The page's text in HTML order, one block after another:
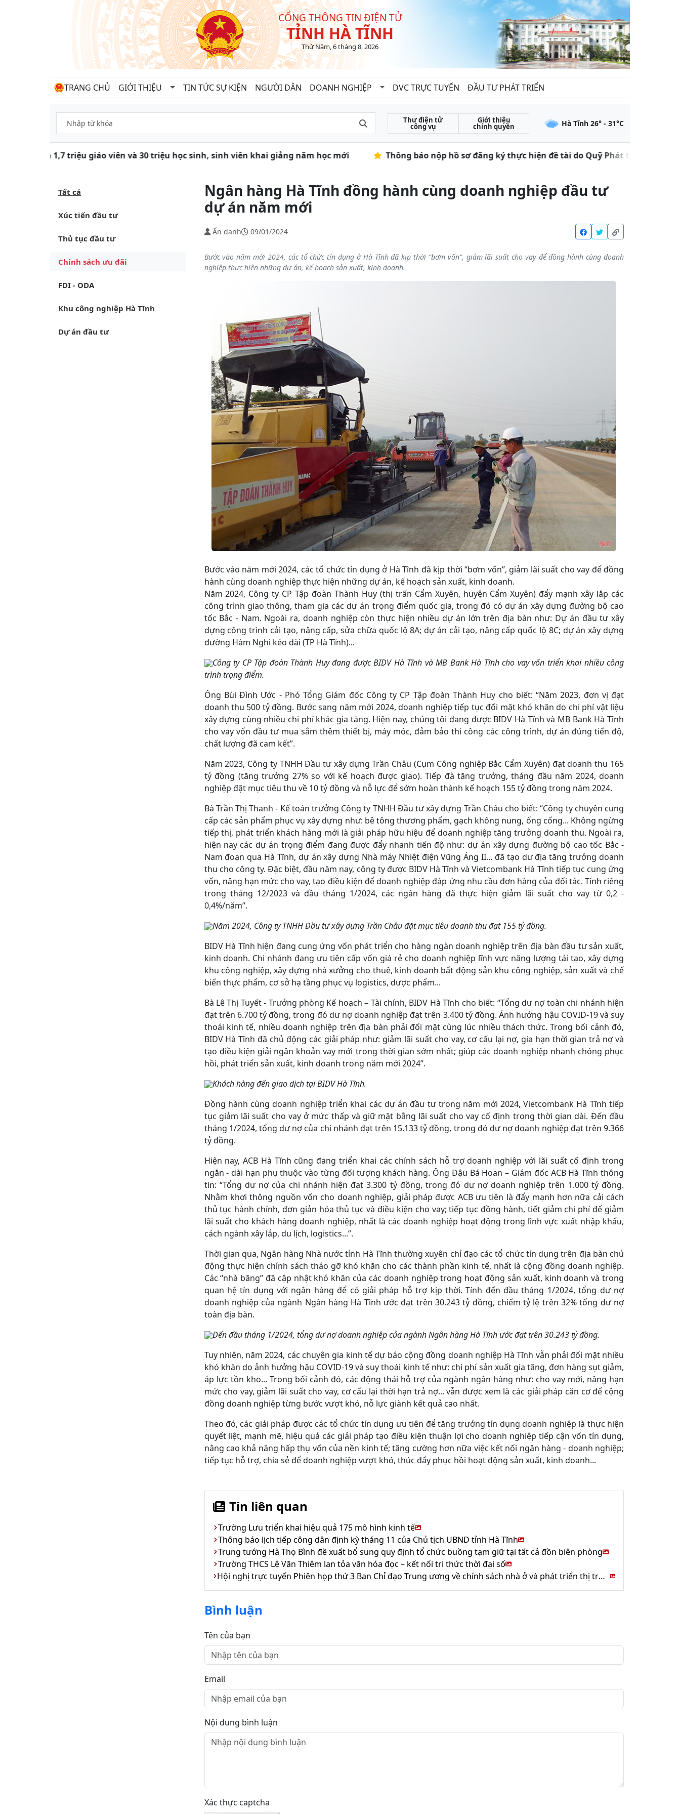
CỔNG THÔNG TIN ĐIỆN TỬ
TỈNH HÀ TĨNH
Thứ Năm, 6 tháng 8, 2026
TRANG CHỦ GIỚI THIỆU TIN TỨC SỰ KIỆN NGƯỜI DÂN DOANH NGHIỆP DVC TRỰC TUYẾN ĐẦU TƯ PHÁT TRIỂN
Thư điện tử
công vụ
Giới thiệu
chính quyền Hà Tĩnh 26° - 31°C
Gần 1,7 triệu giáo viên và 30 triệu học sinh, sinh viên khai giảng năm học mới Thông báo nộp hồ sơ đăng ký thực hiện đề tài do Quỹ Phát triển khoa
Tất cả
Xúc tiến đầu tư
Thủ tục đầu tư
Chính sách ưu đãi
FDI - ODA
Khu công nghiệp Hà Tĩnh
Dự án đầu tư
Ngân hàng Hà Tĩnh đồng hành cùng doanh nghiệp đầu tư
dự án năm mới
Ẩn danh 09/01/2024
Bước vào năm mới 2024, các tổ chức tín dụng ở Hà Tĩnh đã kịp thời “bơm vốn”, giảm lãi suất cho vay để đồng hành cùng doanh
nghiệp thực hiện những dự án, kế hoạch sản xuất, kinh doanh.
Bước vào năm mới 2024, các tổ chức tín dụng ở Hà Tĩnh đã kịp thời “bơm vốn”, giảm lãi suất cho vay để đồng
hành cùng doanh nghiệp thực hiện những dự án, kế hoạch sản xuất, kinh doanh.
Năm 2024, Công ty CP Tập đoàn Thành Huy (thị trấn Cẩm Xuyên, huyện Cẩm Xuyên) đẩy mạnh xây lắp các
công trình giao thông, tham gia các dự án trọng điểm quốc gia, trong đó có dự án xây dựng đường bộ cao
tốc Bắc - Nam. Ngoài ra, doanh nghiệp còn thực hiện nhiều dự án lớn trên địa bàn như: Dự án đầu tư xây
dựng công trình cải tạo, nâng cấp, sửa chữa quốc lộ 8A; dự án cải tạo, nâng cấp quốc lộ 8C; dự án xây dựng
đường Hàm Nghi kéo dài (TP Hà Tĩnh)...
Công ty CP Tập đoàn Thành Huy đang được BIDV Hà Tĩnh và MB Bank Hà Tĩnh cho vay vốn triển khai nhiều công
trình trọng điểm.
Ông Bùi Đình Ước - Phó Tổng Giám đốc Công ty CP Tập đoàn Thành Huy cho biết: “Năm 2023, đơn vị đạt
doanh thu 500 tỷ đồng. Bước sang năm mới 2024, doanh nghiệp tiếp tục đối mặt khó khăn do chi phí vật liệu
xây dựng cùng nhiều chi phí khác gia tăng. Hiện nay, chúng tôi đang được BIDV Hà Tĩnh và MB Bank Hà Tĩnh
cho vay vốn đầu tư mua sắm thêm thiết bị, máy móc, đảm bảo thi công các công trình, dự án đúng tiến độ,
chất lượng đã cam kết”.
Năm 2023, Công ty TNHH Đầu tư xây dựng Trần Châu (Cụm Công nghiệp Bắc Cẩm Xuyên) đạt doanh thu 165
tỷ đồng (tăng trưởng 27% so với kế hoạch được giao). Tiếp đà tăng trưởng, tháng đầu năm 2024, doanh
nghiệp đặt mục tiêu thu về 10 tỷ đồng và nỗ lực để sớm hoàn thành kế hoạch 155 tỷ đồng trong năm 2024.
Bà Trần Thị Thanh - Kế toán trưởng Công ty TNHH Đầu tư xây dựng Trần Châu cho biết: “Công ty chuyên cung
cấp các sản phẩm phục vụ xây dựng như: bê tông thương phẩm, gạch không nung, ống cống... Không ngừng
tiếp thị, phát triển khách hàng mới là giải pháp hữu hiệu để doanh nghiệp tăng trưởng doanh thu. Ngoài ra,
hiện nay các dự án trọng điểm đang được đẩy nhanh tiến độ như: dự án xây dựng đường bộ cao tốc Bắc -
Nam đoạn qua Hà Tĩnh, dự án xây dựng Nhà máy Nhiệt điện Vũng Áng II... đã tạo dư địa tăng trưởng doanh
thu cho công ty. Đặc biệt, đầu năm nay, công ty được BIDV Hà Tĩnh và Vietcombank Hà Tĩnh tiếp tục cung ứng
vốn, nâng hạn mức cho vay, tạo điều kiện để doanh nghiệp đáp ứng nhu cầu đơn hàng của đối tác. Tính riêng
trong tháng 12/2023 và đầu tháng 1/2024, các ngân hàng đã thực hiện giảm lãi suất cho vay từ 0,2 -
0,4%/năm”.
Năm 2024, Công ty TNHH Đầu tư xây dựng Trần Châu đặt mục tiêu doanh thu đạt 155 tỷ đồng.
BIDV Hà Tĩnh hiện đang cung ứng vốn phát triển cho hàng ngàn doanh nghiệp trên địa bàn đầu tư sản xuất,
kinh doanh. Chi nhánh đang ưu tiên cấp vốn giá rẻ cho doanh nghiệp lĩnh vực năng lượng tái tạo, xây dựng
khu công nghiệp, xây dựng nhà xưởng cho thuê, kinh doanh bất động sản khu công nghiệp, sản xuất và chế
biến thực phẩm, cơ sở hạ tầng phục vụ logistics, dược phẩm...
Bà Lê Thị Tuyết - Trưởng phòng Kế hoạch – Tài chính, BIDV Hà Tĩnh cho biết: “Tổng dư nợ toàn chi nhánh hiện
đạt trên 6.700 tỷ đồng, trong đó dư nợ doanh nghiệp đạt trên 3.400 tỷ đồng. Ảnh hưởng hậu COVID-19 và suy
thoái kinh tế, nhiều doanh nghiệp trên địa bàn phải đối mặt cùng lúc nhiều thách thức. Trong bối cảnh đó,
BIDV Hà Tĩnh đã chủ động các giải pháp như: giảm lãi suất cho vay, cơ cấu lại nợ, gia hạn thời gian trả nợ và
tạo điều kiện giải ngân khoản vay mới trong thời gian sớm nhất; giúp các doanh nghiệp nhanh chóng phục
hồi, phát triển sản xuất, kinh doanh trong năm mới 2024”.
Khách hàng đến giao dịch tại BIDV Hà Tĩnh.
Đồng hành cùng doanh nghiệp triển khai các dự án đầu tư trong năm mới 2024, Vietcombank Hà Tĩnh tiếp
tục giảm lãi suất cho vay ở mức thấp và giữ mặt bằng lãi suất cho vay cố định trong thời gian dài. Đến đầu
tháng 1/2024, tổng dư nợ của chi nhánh đạt trên 15.133 tỷ đồng, trong đó dư nợ doanh nghiệp đạt trên 9.366
tỷ đồng.
Hiện nay, ACB Hà Tĩnh cũng đang triển khai các chính sách hỗ trợ doanh nghiệp với lãi suất cố định trong
ngắn - dài hạn phụ thuộc vào từng đối tượng khách hàng. Ông Đậu Bá Hoan – Giám đốc ACB Hà Tĩnh thông
tin: “Tổng dư nợ của chi nhánh hiện đạt 3.300 tỷ đồng, trong đó dư nợ doanh nghiệp trên 1.000 tỷ đồng.
Nhằm khơi thông nguồn vốn cho doanh nghiệp, giải pháp được ACB ưu tiên là đẩy mạnh hơn nữa cải cách
thủ tục hành chính, đơn giản hóa thủ tục và điều kiện cho vay; tiếp tục đồng hành, tiết giảm chi phí để giảm
lãi suất cho khách hàng doanh nghiệp, nhất là các doanh nghiệp hoạt động trong lĩnh vực xuất nhập khẩu,
cách ngành xây lắp, du lịch, logistics...”.
Thời gian qua, Ngân hàng Nhà nước tỉnh Hà Tĩnh thường xuyên chỉ đạo các tổ chức tín dụng trên địa bàn chủ
động thực hiện chính sách tháo gỡ khó khăn cho các thành phần kinh tế, nhất là cộng đồng doanh nghiệp.
Các “nhà băng” đã cập nhật khó khăn của các doanh nghiệp trong hoạt động sản xuất, kinh doanh và trong
quan hệ tín dụng với ngân hàng để có giải pháp hỗ trợ kịp thời. Tính đến đầu tháng 1/2024, tổng dư nợ
doanh nghiệp của ngành Ngân hàng Hà Tĩnh ước đạt trên 30.243 tỷ đồng, chiếm tỷ lệ trên 32% tổng dư nợ
toàn địa bàn.
Đến đầu tháng 1/2024, tổng dư nợ doanh nghiệp của ngành Ngân hàng Hà Tĩnh ước đạt trên 30.243 tỷ đồng.
Tuy nhiên, năm 2024, các chuyên gia kinh tế dự báo cộng đồng doanh nghiệp Hà Tĩnh vẫn phải đối mặt nhiều
khó khăn do ảnh hưởng hậu COVID-19 và suy thoái kinh tế như: chi phí sản xuất gia tăng, đơn hàng sụt giảm,
áp lực tồn kho... Trong bối cảnh đó, các động thái hỗ trợ của ngành ngân hàng như: cho vay mới, nâng hạn
mức cho vay, giảm lãi suất cho vay, cơ cấu lại thời hạn trả nợ... vẫn được xem là các giải pháp căn cơ để cộng
đồng doanh nghiệp từng bước vượt khó, nỗ lực giành kết quả cao nhất.
Theo đó, các giải pháp được các tổ chức tín dụng ưu tiên để tăng trưởng tín dụng doanh nghiệp là thực hiện
quyết liệt, mạnh mẽ, hiệu quả các giải pháp tạo điều kiện thuận lợi cho doanh nghiệp tiếp cận vốn tín dụng,
nâng cao khả năng hấp thụ vốn của nền kinh tế; tăng cường hơn nữa việc kết nối ngân hàng - doanh nghiệp;
tiếp tục hỗ trợ, chia sẻ để doanh nghiệp vượt khó, thúc đẩy phục hồi hoạt động sản xuất, kinh doanh...
Tin liên quan
Trường Lưu triển khai hiệu quả 175 mô hình kinh tế
Thông báo lịch tiếp công dân định kỳ tháng 11 của Chủ tịch UBND tỉnh Hà Tĩnh
Trung tướng Hà Thọ Bình đề xuất bổ sung quy định tổ chức buồng tạm giữ tại tất cả đồn biên phòng
Trường THCS Lê Văn Thiêm lan tỏa văn hóa đọc – kết nối tri thức thời đại số
Hội nghị trực tuyến Phiên họp thứ 3 Ban Chỉ đạo Trung ương về chính sách nhà ở và phát triển thị trường bất động sản
Bình luận
Tên của bạn
Email
Nội dung bình luận
Xác thực captcha